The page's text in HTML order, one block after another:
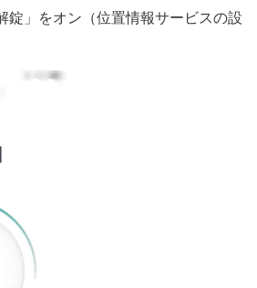
」をオン（位置情報サービスの設